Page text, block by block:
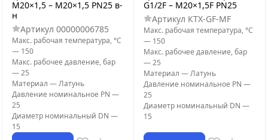
М20×1,5 – М20×1,5 PN25 в-
н
Артикул 00000006785
Макс. рабочая температура, °С
— 150
Макс. рабочее давление, бар
—25
Материал —Латунь
Давление номинальное PN —
25
Диаметр номинальный DN —
15
G1/2F – М20×1,5F PN25
Артикул КТХ-GF-MF
Макс. рабочая температура, °С
— 150
Макс. рабочее давление, бар
—25
Материал —Латунь
Давление номинальное PN —
25
Диаметр номинальный DN —
15